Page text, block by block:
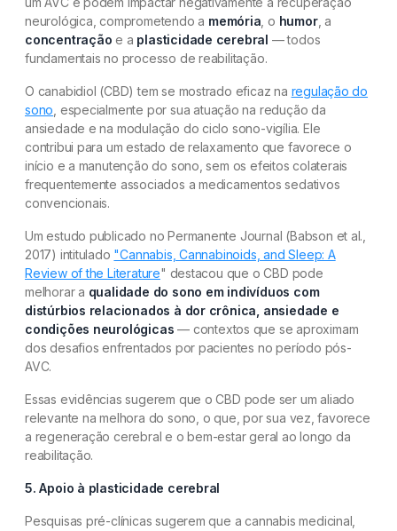
neurológica, comprometendo a memória , o humor, a
concentração e a plasticidade cerebral — todos
fundamentais no processo de reabilitação.
O canabidiol (CBD) tem se mostrado eficaz na regulação do
sono , especialmente por sua atuação na redução da
ansiedade e na modulação do ciclo sono-vigília. Ele
contribui para um estado de relaxamento que favorece o
início e a manutenção do sono, sem os efeitos colaterais
frequentemente associados a medicamentos sedativos
convencionais.
Um estudo publicado no Permanente Journal (Babson et al.,
2017) intitulado "Cannabis, Cannabinoids, and Sleep: A
Review of the Literature" destacou que o CBD pode
melhorar a qualidade do sono em indivíduos com
distúrbios relacionados à dor crônica, ansiedade e
condições neurológicas — contextos que se aproximam
dos desafios enfrentados por pacientes no período pós-
AVC.
Essas evidências sugerem que o CBD pode ser um aliado
relevante na melhora do sono, o que, por sua vez, favorece
a regeneração cerebral e o bem-estar geral ao longo da
reabilitação.
5. Apoio à plasticidade cerebral
Pesquisas pré-clínicas sugerem que a cannabis medicinal,